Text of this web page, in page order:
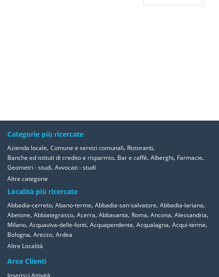
Categorie più ricercate
Azienda locale, Comune e servizi comunali, Ristoranti,
Banche ed istituti di credito e risparmio, Bar e caffè, Alberghi, Farmacie,
Geometri - studi, Avvocati - studi
Altre categorie
Località più ricercate
Abbadia-cerreto, Abano-terme, Abbadia-san-salvatore, Abbadia-lariana,
Abetone, Abbiategrasso, Acerra, Abbasanta, Roma, Ancona, Alessandria,
Milano, Acquaviva-delle-fonti, Acquapendente, Acqualagna, Acqui-terme,
Bologna, Arezzo, Ardea
Altre Località
Area Clienti
Inserisci Attività